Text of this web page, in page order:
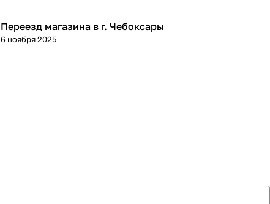
Переезд магазина в г. Чебоксары
6 ноября 2025